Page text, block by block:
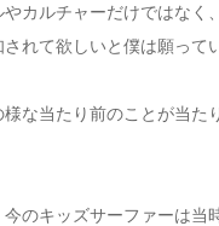
カルチャーだけではなく
れて欲しいと僕は願って
な当たり前のことが当た
今のキッズサーファーは当